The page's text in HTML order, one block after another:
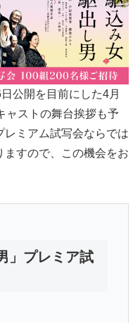
公開を目前にした4月
ャストの舞台挨拶も予
レミアム試写会ならでは
すので、この機会をお
」プレミア試